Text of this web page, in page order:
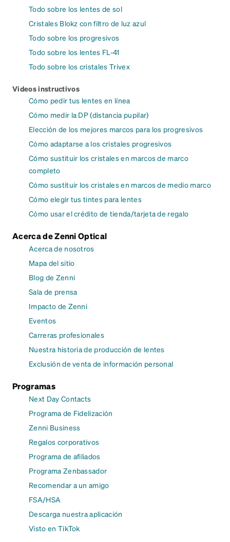
Todo sobre los lentes de sol
Cristales Blokz con filtro de luz azul
Todo sobre los progresivos
Todo sobre los lentes FL-41
Todo sobre los cristales Trivex
Videos instructivos
Cómo pedir tus lentes en línea
Cómo medir la DP (distancia pupilar)
Elección de los mejores marcos para los progresivos
Cómo adaptarse a los cristales progresivos
Cómo sustituir los cristales en marcos de marco
completo
Cómo sustituir los cristales en marcos de medio marco
Cómo elegir tus tintes para lentes
Cómo usar el crédito de tienda/tarjeta de regalo
Acerca de Zenni Optical
Acerca de nosotros
Mapa del sitio
Blog de Zenni
Sala de prensa
Impacto de Zenni
Eventos
Carreras profesionales
Nuestra historia de producción de lentes
Exclusión de venta de información personal
Programas
Next Day Contacts
Programa de Fidelización
Zenni Business
Regalos corporativos
Programa de afiliados
Programa Zenbassador
Recomendar a un amigo
FSA/HSA
Descarga nuestra aplicación
Visto en TikTok